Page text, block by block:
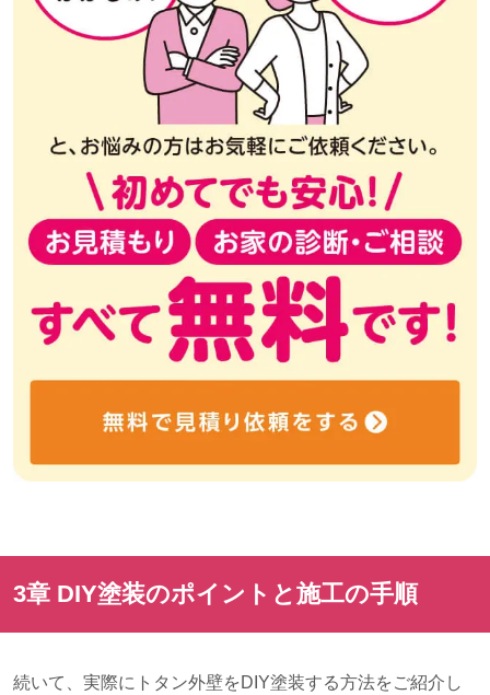
3章 DIY塗装のポイントと施工の手順
続いて、実際にトタン外壁をDIY塗装する方法をご紹介し